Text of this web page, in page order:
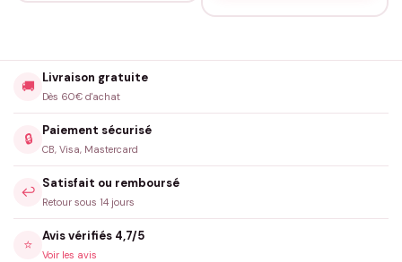
🚚
Livraison gratuite
Dès 60€ d'achat
🔒
Paiement sécurisé
CB, Visa, Mastercard
↩️
Satisfait ou remboursé
Retour sous 14 jours
⭐
Avis vérifiés 4,7/5
Voir les avis